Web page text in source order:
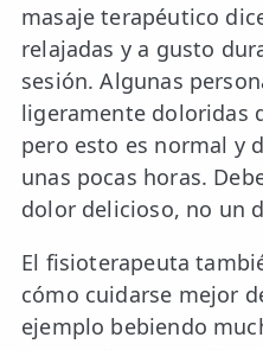
masaje terapéutico
relajadas y a gusto
sesión. Algunas
ligeramente doloridas
pero esto es normal y
unas pocas horas.
dolor delicioso, no un
El fisioterapeuta
cómo cuidarse mejor
ejemplo bebiendo